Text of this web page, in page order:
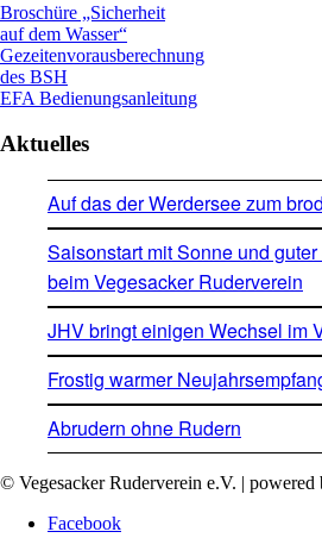
Broschüre „Sicherheit
auf dem Wasser“
Gezeitenvorausberechnung
des BSH
EFA Bedienungsanleitung
Aktuelles
Auf das der Werdersee zum
Saisonstart mit Sonne und
beim Vegesacker Ruderverein
JHV bringt einigen Wechsel im
Frostig warmer
Abrudern ohne Rudern
© Vegesacker Ruderverein e.V. | powered
Facebook